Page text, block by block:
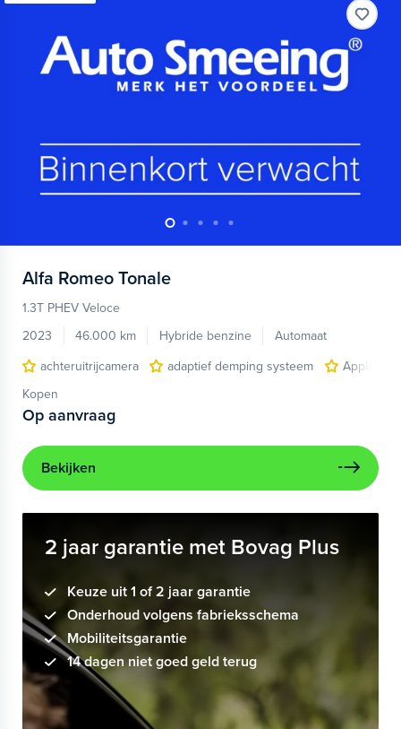
Alfa Romeo Tonale
1.3T PHEV Veloce
2023
46.000 km Hybride benzine
Automaat
achteruitrijcamera
adaptief demping systeem
Apple
Kopen
Op aanvraag
Bekijken
2 jaar garantie met Bovag Plus
Keuze uit 1 of 2 jaar garantie
Onderhoud volgens fabrieksschema
Mobiliteitsgarantie
14 dagen niet goed geld terug